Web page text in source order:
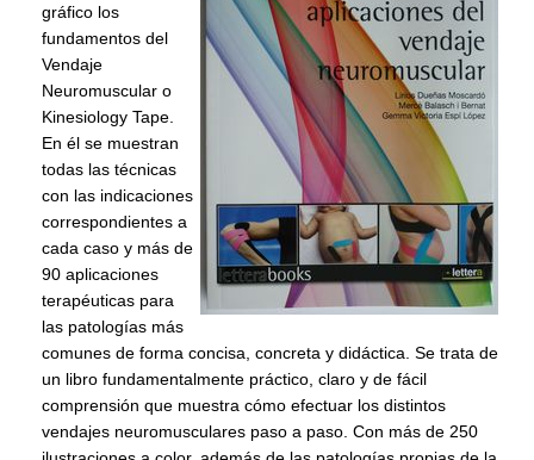
gráfico los
fundamentos del
Vendaje
Neuromuscular o
Kinesiology Tape.
En él se muestran
todas las técnicas
con las indicaciones
correspondientes a
cada caso y más de
90 aplicaciones
terapéuticas para
las patologías más
comunes de forma concisa, concreta y didáctica. Se trata de
un libro fundamentalmente práctico, claro y de fácil
comprensión que muestra cómo efectuar los distintos
vendajes neuromusculares paso a paso. Con más de 250